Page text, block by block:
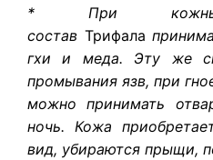
* При кожных
состав Трифала
гхи и меда. Эту же
промывания язв, при
можно принимать
ночь. Кожа
вид, убираются прыщи,